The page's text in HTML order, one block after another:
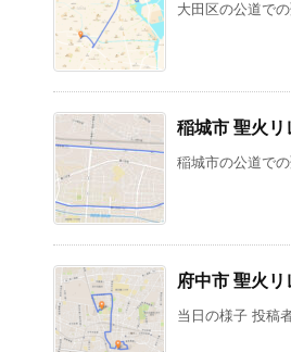
大田区の公道で
稲城市 聖火リ
稲城市の公道で
府中市 聖火リ
当日の様子 投稿